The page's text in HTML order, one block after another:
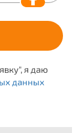
я даю
данных